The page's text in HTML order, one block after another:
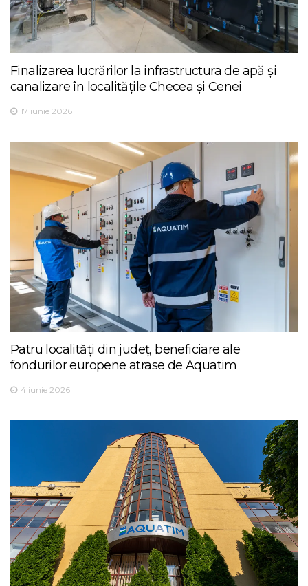
Finalizarea lucrărilor la infrastructura de apă și
canalizare în localitățile Checea și Cenei
17 iunie 2026
Patru localități din județ, beneficiare ale
fondurilor europene atrase de Aquatim
4 iunie 2026